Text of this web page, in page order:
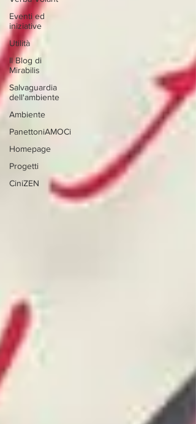
Eventi ed
iniziative
Utilità
Il Blog di
Mirabilis
Salvaguardia
dell'ambiente
Ambiente
PanettoniAMOCi
Homepage
Progetti
CiniZEN